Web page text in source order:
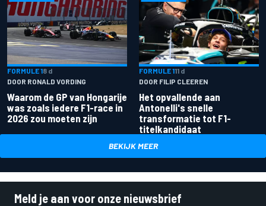
FORMULE 18 d
DOOR RONALD VORDING
Waarom de GP van Hongarije
was zoals iedere F1-race in
2026 zou moeten zijn
FORMULE 111 d
DOOR FILIP CLEEREN
Het opvallende aan
Antonelli's snelle
transformatie tot F1-
titelkandidaat
BEKIJK MEER
Meld je aan voor onze nieuwsbrief